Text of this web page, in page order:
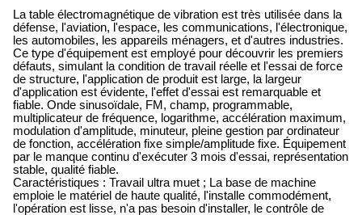
La table électromagnétique de vibration est très utilisée dans la
défense, l'aviation, l'espace, les communications, l'électronique,
les automobiles, les appareils ménagers, et d'autres industries.
Ce type d'équipement est employé pour découvrir les premiers
défauts, simulant la condition de travail réelle et l'essai de force
de structure, l'application de produit est large, la largeur
d'application est évidente, l'effet d'essai est remarquable et
fiable. Onde sinusoïdale, FM, champ, programmable,
multiplicateur de fréquence, logarithme, accélération maximum,
modulation d'amplitude, minuteur, pleine gestion par ordinateur
de fonction, accélération fixe simple/amplitude fixe. Équipement
par le manque continu d'exécuter 3 mois d'essai, représentation
stable, qualité fiable.
Caractéristiques : Travail ultra muet ; La base de machine
emploie le matériel de haute qualité, l'installe commodément,
l'opération est lisse, n'a pas besoin d'installer, le contrôle de